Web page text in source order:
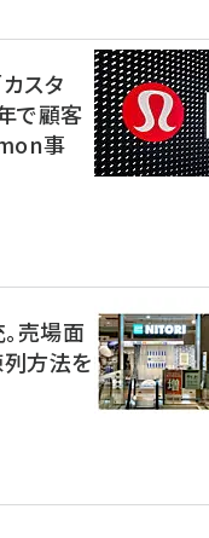
スタ
で顧客
事
売場面
方法を